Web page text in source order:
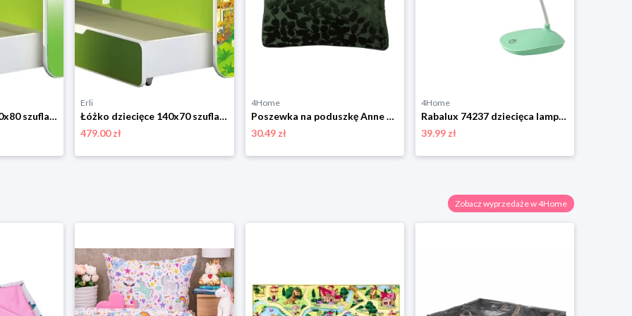
Łóżko dziecięce 160x80 szuflada materac ZIELONE
Erli
Łóżko dziecięce 140x70 szuflada materac ZIELONE
479.00 zł
4Home
Poszewka na poduszkę Anne zielony, 45 x 45 cm 4-Home
30.49 zł
4Home
Rabalux 74237 dziecięca lampa stołowa LED Bedi, zielony
39.99 zł
Zobacz wyprzedaże w 4Home